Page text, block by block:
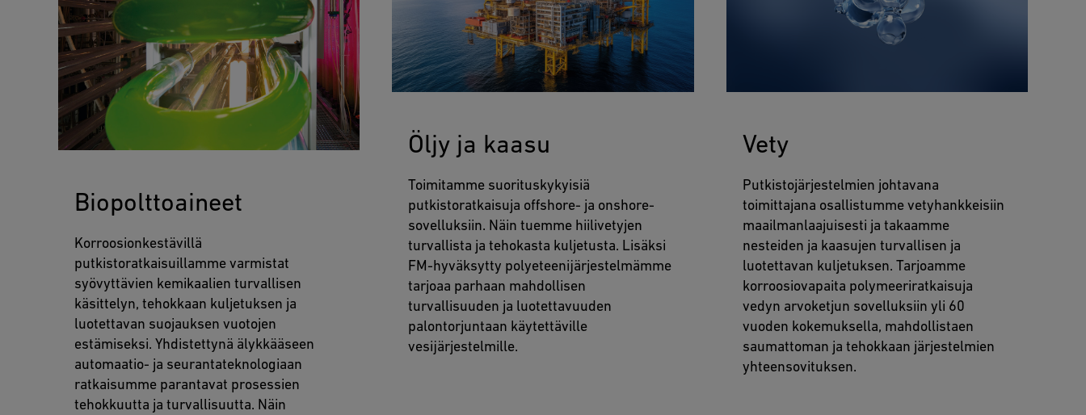
Biopolttoaineet
Korroosionkestävillä
putkistoratkaisuillamme varmistat
syövyttävien kemikaalien turvallisen
käsittelyn, tehokkaan kuljetuksen ja
luotettavan suojauksen vuotojen
estämiseksi. Yhdistettynä älykkääseen
automaatio- ja seurantateknologiaan
ratkaisumme parantavat prosessien
tehokkuutta ja turvallisuutta. Näin
Öljy ja kaasu
Toimitamme suorituskykyisiä
putkistoratkaisuja offshore- ja onshore-
sovelluksiin. Näin tuemme hiilivetyjen
turvallista ja tehokasta kuljetusta. Lisäksi
FM-hyväksytty polyeteenijärjestelmämme
tarjoaa parhaan mahdollisen
turvallisuuden ja luotettavuuden
palontorjuntaan käytettäville
vesijärjestelmille.
Vety
Putkistojärjestelmien johtavana
toimittajana osallistumme vetyhankkeisiin
maailmanlaajuisesti ja takaamme
nesteiden ja kaasujen turvallisen ja
luotettavan kuljetuksen. Tarjoamme
korroosiovapaita polymeeriratkaisuja
vedyn arvoketjun sovelluksiin yli 60
vuoden kokemuksella, mahdollistaen
saumattoman ja tehokkaan järjestelmien
yhteensovituksen.